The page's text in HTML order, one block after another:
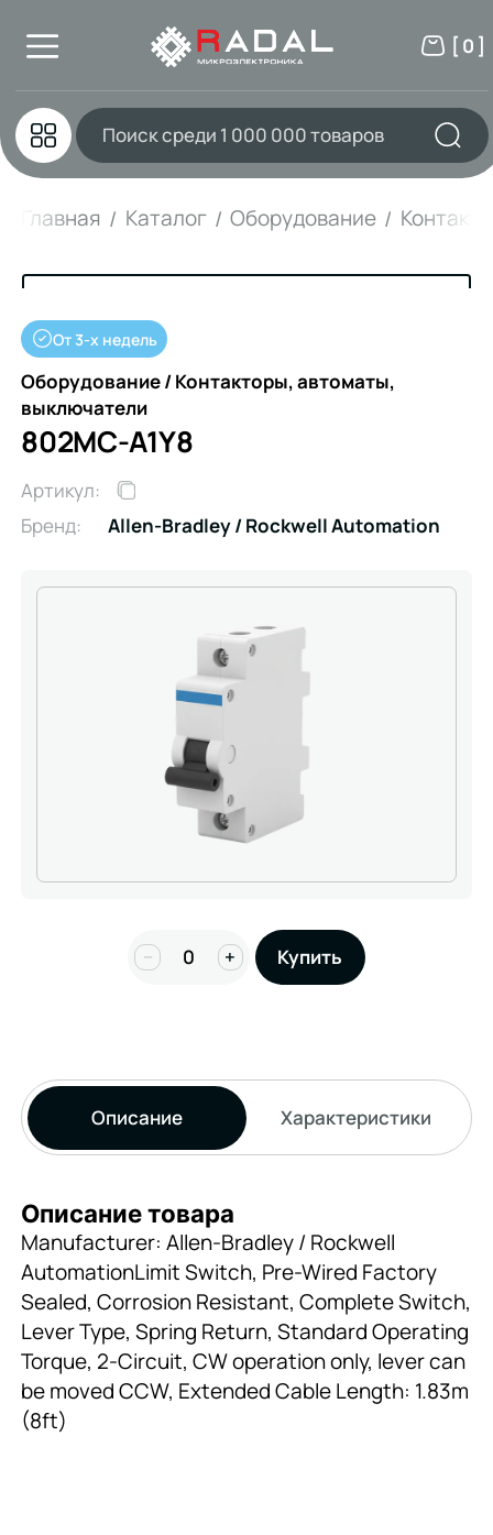
[ 0 ]
Главная Каталог Оборудование
От 3-х недель
Оборудование / Контакторы, автоматы,
выключатели
802MC-A1Y8
Артикул:
Бренд:
Allen-Bradley / Rockwell Automation
− + Купить
Описание Характеристики
Описание товара
Manufacturer: Allen-Bradley / Rockwell
AutomationLimit Switch, Pre-Wired Factory
Sealed, Corrosion Resistant, Complete Switch,
Lever Type, Spring Return, Standard Operating
Torque, 2-Circuit, CW operation only, lever can
be moved CCW, Extended Cable Length: 1.83m
(8ft)